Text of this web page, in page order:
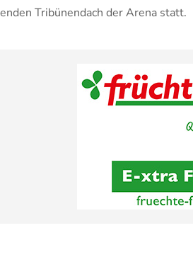
Tribünendach der Arena statt.